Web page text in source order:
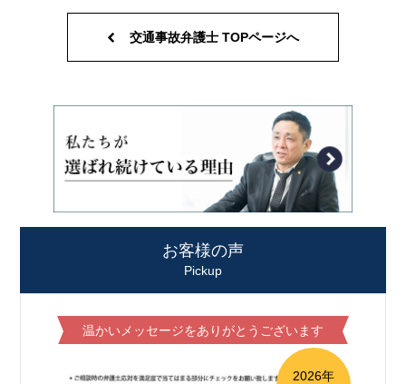
交通事故弁護士 TOPページへ
お客様の声
Pickup
温かいメッセージをありがとうございます
2026年